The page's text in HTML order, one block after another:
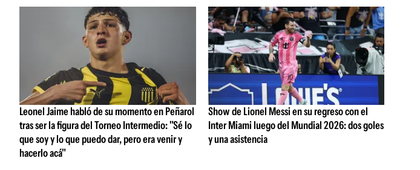
Leonel Jaime habló de su momento en Peñarol
tras ser la figura del Torneo Intermedio: "Sé lo
que soy y lo que puedo dar, pero era venir y
hacerlo acá"
Show de Lionel Messi en su regreso con el
Inter Miami luego del Mundial 2026: dos goles
y una asistencia